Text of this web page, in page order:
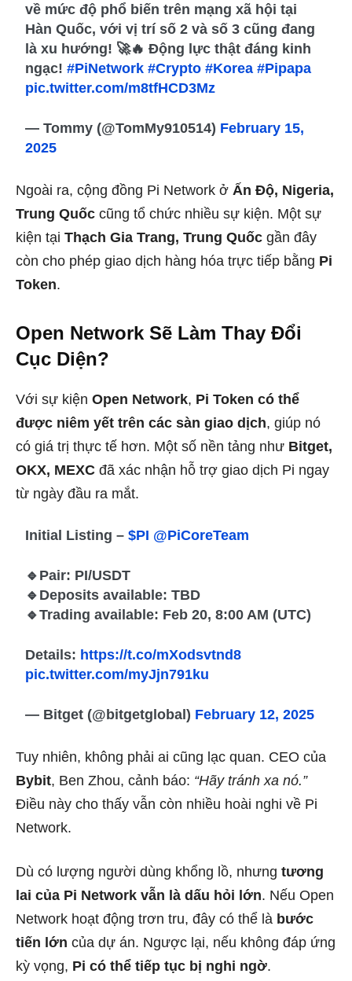
về mức độ phổ biến trên mạng xã hội tại
Hàn Quốc, với vị trí số 2 và số 3 cũng đang
là xu hướng! 🚀🔥 Động lực thật đáng kinh
ngạc!#PiNetwork #Crypto #Korea #Pipapa
pic.twitter.com/m8tfHCD3Mz
— Tommy (@TomMy910514) February 15,
2025
Ngoài ra, cộng đồng Pi Network ở Ấn Độ, Nigeria,
Trung Quốc cũng tổ chức nhiều sự kiện. Một sự
kiện tại Thạch Gia Trang, Trung Quốc gần đây
còn cho phép giao dịch hàng hóa trực tiếp bằng Pi
Token.
Open Network Sẽ Làm Thay Đổi
Cục Diện?
Với sự kiện Open Network, Pi Token có thể
được niêm yết trên các sàn giao dịch, giúp nó
có giá trị thực tế hơn. Một số nền tảng như Bitget,
OKX, MEXC đã xác nhận hỗ trợ giao dịch Pi ngay
từ ngày đầu ra mắt.
Initial Listing –$PI @PiCoreTeam
🔹Pair: PI/USDT
🔹Deposits available: TBD
🔹Trading available: Feb 20, 8:00 AM (UTC)
Details: https://t.co/mXodsvtnd8
pic.twitter.com/myJjn791ku
— Bitget (@bitgetglobal) February 12, 2025
Tuy nhiên, không phải ai cũng lạc quan. CEO của
Bybit, Ben Zhou, cảnh báo: “Hãy tránh xa nó.”
Điều này cho thấy vẫn còn nhiều hoài nghi về Pi
Network.
Dù có lượng người dùng khổng lồ, nhưng tương
lai của Pi Network vẫn là dấu hỏi lớn. Nếu Open
Network hoạt động trơn tru, đây có thể là bước
tiến lớn của dự án. Ngược lại, nếu không đáp ứng
kỳ vọng, Pi có thể tiếp tục bị nghi ngờ.